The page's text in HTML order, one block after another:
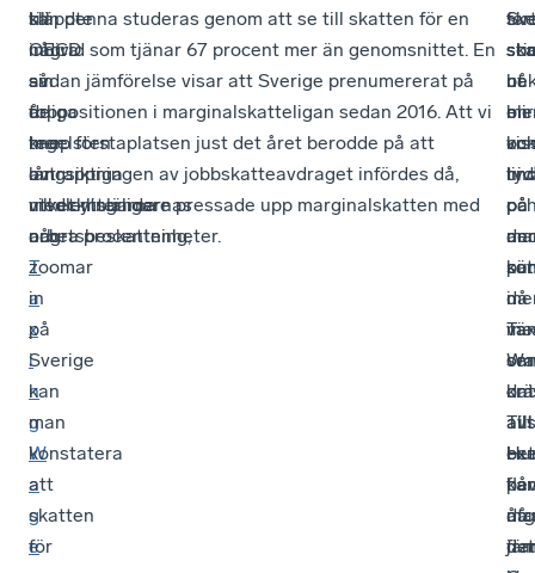
släppte
OECD
sin
årliga
tegelsten
om
medlemsländernas
arbetsbeskattning,
T
a
x
i
n
g
W
a
g
e
till
några
av
de
mer
långsiktiga
utvecklingarna
och
zoomar
in
på
Sverige
kan
man
konstatera
att
skatten
för
kan denna studeras genom att se till skatten för en
individ som tjänar 67 procent mer än genomsnittet. En
sådan jämförelse visar att Sverige prenumererat på
toppositionen i marginalskatteligan sedan 2016. Att vi
knep förstaplatsen just det året berodde på att
avtrappningen av jobbskatteavdraget infördes då,
vilket ytterligare pressade upp marginalskatten med
några procentenheter.
en
på
då
då
ut
blir
på
i
Till
ska
nå
fler